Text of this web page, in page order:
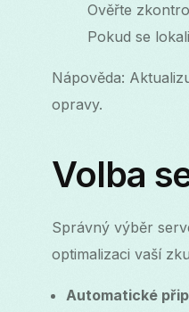
Ověřte
Pokud se
Nápověda:
opravy.
Volba
Správný výběr
optimalizaci vaší
Automatické